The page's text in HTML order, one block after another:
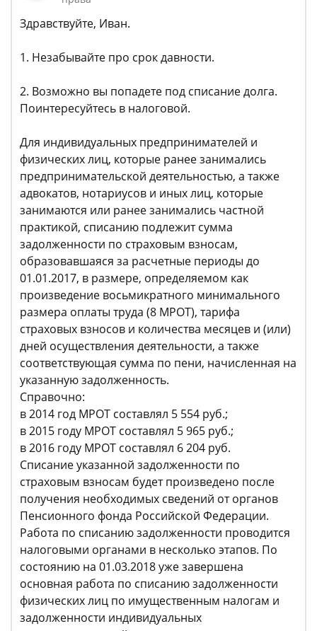
Здравствуйте, Иван.
1. Незабывайте про срок давности.
2. Возможно вы попадете под списание долга.
Поинтересуйтесь в налоговой.
Для индивидуальных предпринимателей и
физических лиц, которые ранее занимались
предпринимательской деятельностью, а также
адвокатов, нотариусов и иных лиц, которые
занимаются или ранее занимались частной
практикой, списанию подлежит сумма
задолженности по страховым взносам,
образовавшаяся за расчетные периоды до
01.01.2017, в размере, определяемом как
произведение восьмикратного минимального
размера оплаты труда (8 МРОТ), тарифа
страховых взносов и количества месяцев и (или)
дней осуществления деятельности, а также
соответствующая сумма по пени, начисленная на
указанную задолженность.
Справочно:
в 2014 год МРОТ составлял 5 554 руб.;
в 2015 году МРОТ составлял 5 965 руб.;
в 2016 году МРОТ составлял 6 204 руб.
Списание указанной задолженности по
страховым взносам будет произведено после
получения необходимых сведений от органов
Пенсионного фонда Российской Федерации.
Работа по списанию задолженности проводится
налоговыми органами в несколько этапов. По
состоянию на 01.03.2018 уже завершена
основная работа по списанию задолженности
физических лиц по имущественным налогам и
задолженности индивидуальных